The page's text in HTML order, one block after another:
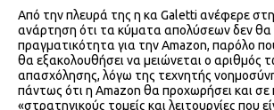
Από την πλευρά της η κα Galetti ανέφερε στη
ανάρτηση ότι τα κύματα απολύσεων δεν θα
πραγματικότητα για την Amazon, παρόλο
θα εξακολουθήσει να μειώνεται ο αριθμός
απασχόλησης, λόγω της τεχνητής
πάντως ότι η Amazon θα προχωρήσει και σε
«στρατηγικούς τομείς και λειτουργίες που